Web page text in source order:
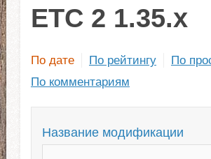
ЕТС 2 1.35.x
По дате По рейтингу
По
По комментариям
Название модификации